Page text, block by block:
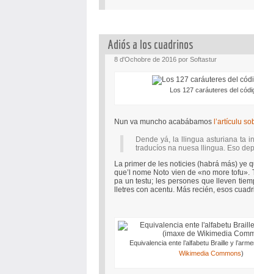
Adiós a los cuadrinos
8 d'Ochobre de 2016 por Softastur
Los 127 caráuteres del
Nun va muncho acabábamos l’artículu
Dende yá, la llingua asturiana ta
traducíos na nuesa llingua. Eso
La primer de les noticies (habrá más) ye
que’l nome Noto vien de «no more tofu».
pa un testu; les persones que lleven
lletres con acentu. Más recién, esos
Equivalencia ente l’alfabetu Braille y
Wikimedia Commons)